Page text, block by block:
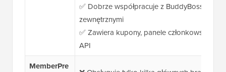
✅ Dobrze współpracuje z BuddyBoss,
zewnętrznymi
✅ Zawiera kupony, panele członkowskie,
API
MemberPre